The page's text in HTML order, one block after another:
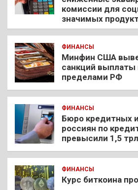
комиссии для
значимых
ФИНАНСЫ
Минфин США
санкций выплаты
пределами РФ
ФИНАНСЫ
Бюро кредитных
россиян по
превысили 1,5
ФИНАНСЫ
Курс биткоина